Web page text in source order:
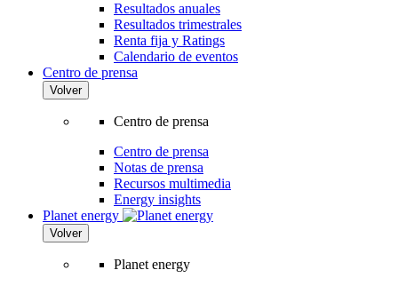
Resultados anuales
Resultados trimestrales
Renta fija y Ratings
Calendario de eventos
Centro de prensa
Volver
Centro de prensa
Centro de prensa
Notas de prensa
Recursos multimedia
Energy insights
Planet energy
Volver
Planet energy